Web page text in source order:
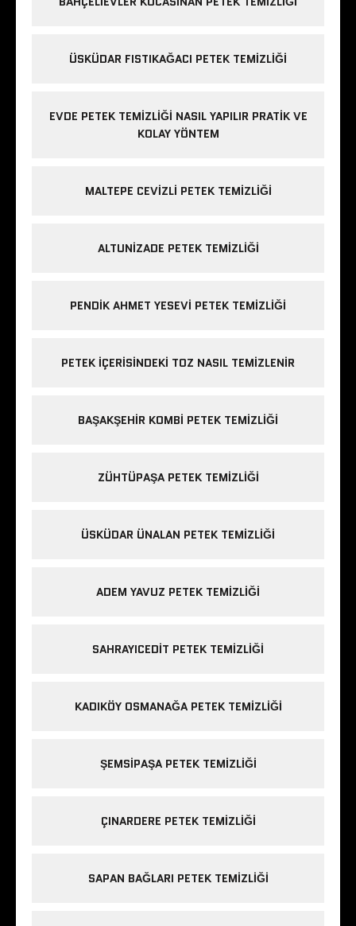
ÜSKÜDAR FISTIKAĞACI PETEK TEMIZLIĞI
EVDE PETEK TEMIZLIĞI NASIL YAPILIR PRATIK VE
KOLAY YÖNTEM
MALTEPE CEVIZLI PETEK TEMIZLIĞI
ALTUNIZADE PETEK TEMIZLIĞI
PENDIK AHMET YESEVI PETEK TEMIZLIĞI
PETEK IÇERISINDEKI TOZ NASIL TEMIZLENIR
BAŞAKŞEHIR KOMBI PETEK TEMIZLIĞI
ZÜHTÜPAŞA PETEK TEMIZLIĞI
ÜSKÜDAR ÜNALAN PETEK TEMIZLIĞI
ADEM YAVUZ PETEK TEMIZLIĞI
SAHRAYICEDIT PETEK TEMIZLIĞI
KADIKÖY OSMANAĞA PETEK TEMIZLIĞI
ŞEMSIPAŞA PETEK TEMIZLIĞI
ÇINARDERE PETEK TEMIZLIĞI
SAPAN BAĞLARI PETEK TEMIZLIĞI